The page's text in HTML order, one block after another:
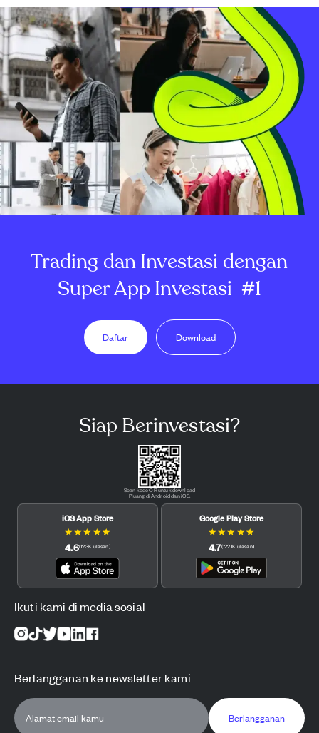
Trading dan Investasi dengan
Super App Investasi #1
Daftar Download
Siap Berinvestasi?
Scan kode QR untuk download
Pluang di Android dan iOS.
iOS App Store
★★★ ★★
4.6(12.3K ulasan)
Google Play Store
★★★ ★★
4.7(122.1K ulasan)
Ikuti kami di media sosial
Berlangganan ke newsletter kami
Berlangganan